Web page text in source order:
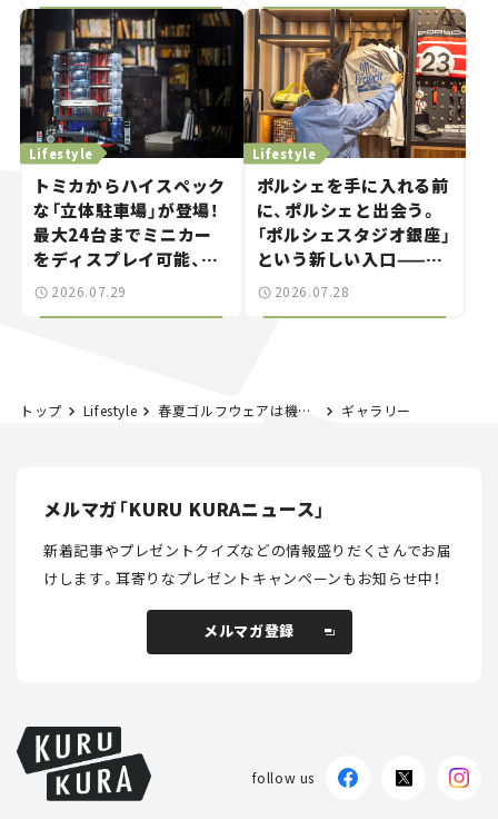
とホビー】
トミカからハイスペック
な「立体駐車場」が登場！
最大24台までミニカー
をディスプレイ可能、特
別な「日産 GT-R
Lifestyle
2026.07.29
ポルシェを手に入れる前
に、ポルシェと出会う。
「ポルシェスタジオ銀座」
という新しい入口——連
載｜CCGとクルマでどう
Lifestyle
2026.07.28
トップ Lifestyle 春夏ゴルフウェアは機能性で選ぶ！「ルシアン ペラフィネ エルピーエフジー」の新作。【クルマとゴルフ】 ギャラリー
メルマガ「KURU KURAニュース」
新着記事やプレゼントクイズなどの情報盛りだくさんでお届
けします。耳寄りなプレゼントキャンペーンもお知らせ中！
メルマガ登録
follow us